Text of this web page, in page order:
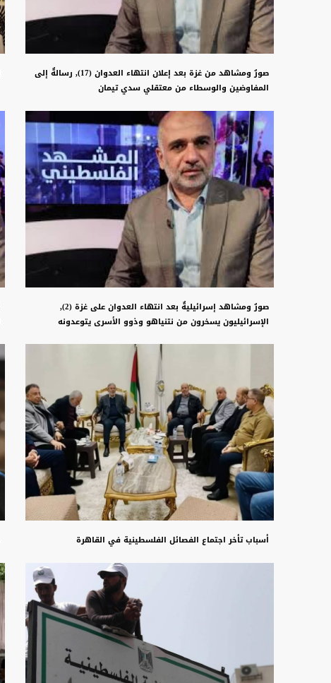
صورٌ ومشاهد من غزة بعد إعلان انتهاء العدوان (17), رسالةٌ إلى
المفاوضين والوسطاء من معتقلي سدي تيمان
صورٌ ومشاهد إسرائيليةٌ بعد انتهاء العدوان على غزة (2),
الإسرائيليون يسخرون من نتنياهو وذوو الأسرى يتوعدونه
أسباب تأخر اجتماع الفصائل الفلسطينية في القاهرة